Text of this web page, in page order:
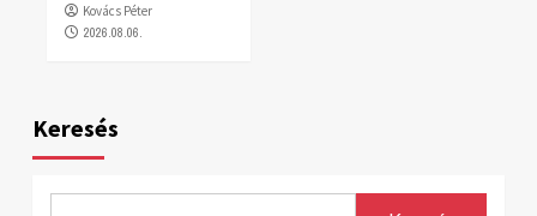
Kovács Péter
2026.08.06.
Keresés